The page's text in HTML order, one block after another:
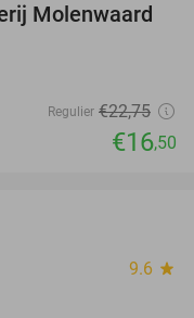
27%
Molenwaard
Regulier €22,75
€16,50
9.6 star